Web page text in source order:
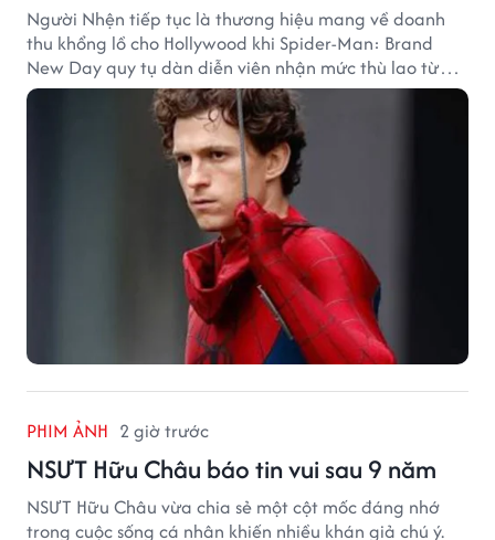
Người Nhện tiếp tục là thương hiệu mang về doanh
thu khổng lồ cho Hollywood khi Spider-Man: Brand
New Day quy tụ dàn diễn viên nhận mức thù lao từ
hàng chục đến hàng trăm tỷ đồng. Thành công phòng
vé của bộ phim cũng giúp nhiều ngôi sao sở hữu khoản
thu nhập đáng mơ ước.
PHIM ẢNH 2 giờ trước
NSƯT Hữu Châu báo tin vui sau 9 năm
NSƯT Hữu Châu vừa chia sẻ một cột mốc đáng nhớ
trong cuộc sống cá nhân khiến nhiều khán giả chú ý.